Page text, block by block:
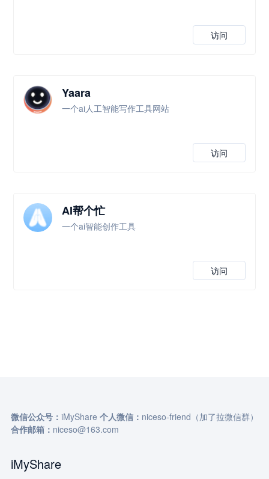
访问
Yaara
一个ai人工智能写作工具网站
访问
AI帮个忙
一个ai智能创作工具
访问
微信公众号： iMyShare 个人微信： niceso-friend（加了拉微信群）
合作邮箱： niceso@163.com
iMyShare